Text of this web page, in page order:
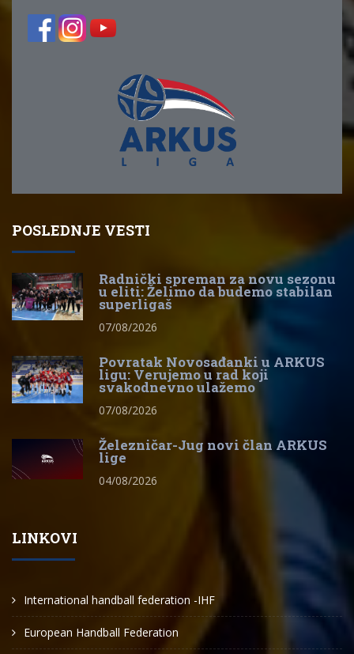
POSLEDNJE VESTI
Radnički spreman za novu sezonu
u eliti: Želimo da budemo stabilan
superligaš
07/08/2026
Povratak Novosađanki u ARKUS
ligu: Verujemo u rad koji
svakodnevno ulažemo
07/08/2026
Železničar-Jug novi član ARKUS
lige
04/08/2026
LINKOVI
International handball federation -IHF
European Handball Federation